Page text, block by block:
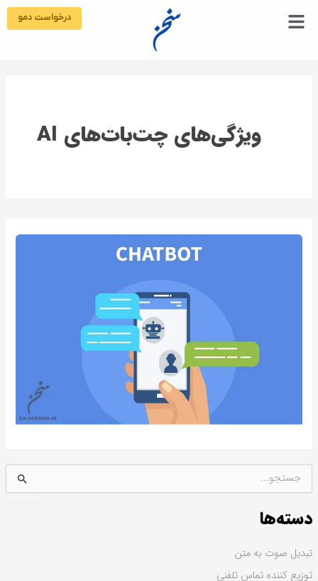
درخواست دمو
س
ج
ب
ا
دسته‌ها
تبدیل صوت به متن
توزیع کننده تماس تلفنی
ویژگی‌های چت‌بات‌های AI